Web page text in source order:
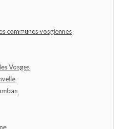
communes vosgiennes
Vosges